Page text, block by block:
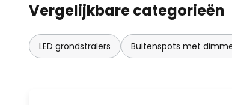
Vergelijkbare categorieën
LED grondstralers Buitenspots met